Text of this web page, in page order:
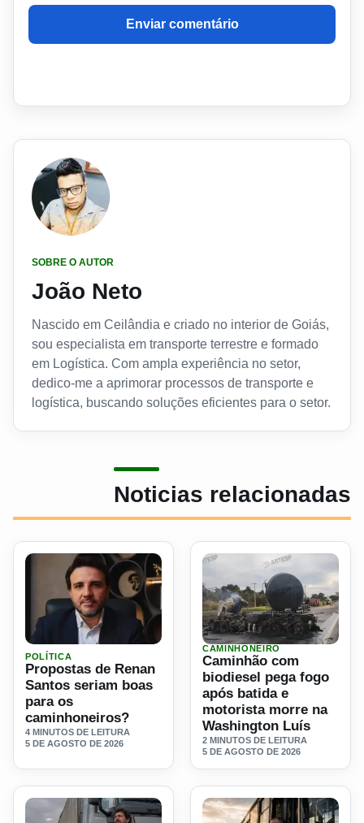
Enviar comentário
SOBRE O AUTOR
João Neto
Nascido em Ceilândia e criado no interior de Goiás,
sou especialista em transporte terrestre e formado
em Logística. Com ampla experiência no setor,
dedico-me a aprimorar processos de transporte e
logística, buscando soluções eficientes para o setor.
Noticias relacionadas
Ler materia: Propostas de Renan Santos seriam boas
POLÍTICA
Propostas de Renan
Santos seriam boas
para os
caminhoneiros?
4 MINUTOS DE LEITURA
5 DE AGOSTO DE 2026
Ler materia: Caminhão
CAMINHONEIRO
Caminhão com
biodiesel pega fogo
após batida e
motorista morre na
Washington Luís
2 MINUTOS DE LEITURA
5 DE AGOSTO DE 2026